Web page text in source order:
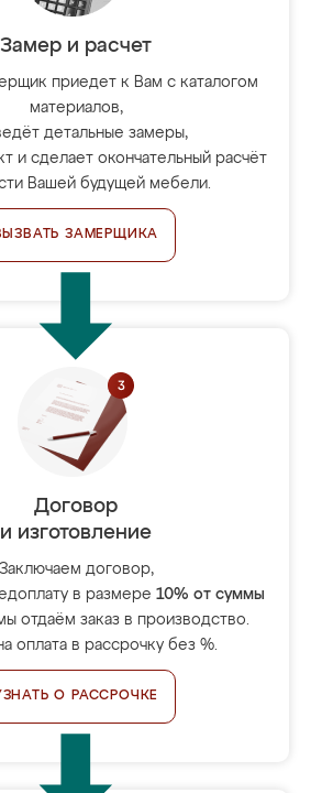
Замер и расчет
приедет к Вам с каталогом
материалов,
детальные замеры,
и сделает окончательный расчёт
Вашей будущей мебели.
ЗАМЕРЩИКА
Договор
и изготовление
Заключаем договор,
в размере 10% от суммы
отдаём заказ в производство.
оплата в рассрочку без %.
О РАССРОЧКЕ